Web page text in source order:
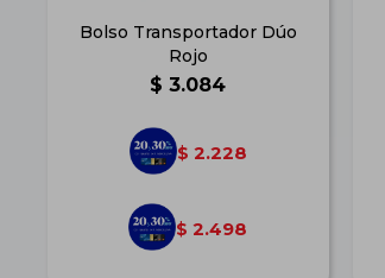
Bolso Transportador Dúo
Rojo
$ 3.084
$ 2.228
$ 2.498